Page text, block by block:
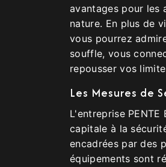
avantages pour les
nature. En plus de
vous pourrez
souffle, vous
repousser vos
Les Mesures de
L'entreprise PENTE
capitale à la
encadrées par des
équipements sont